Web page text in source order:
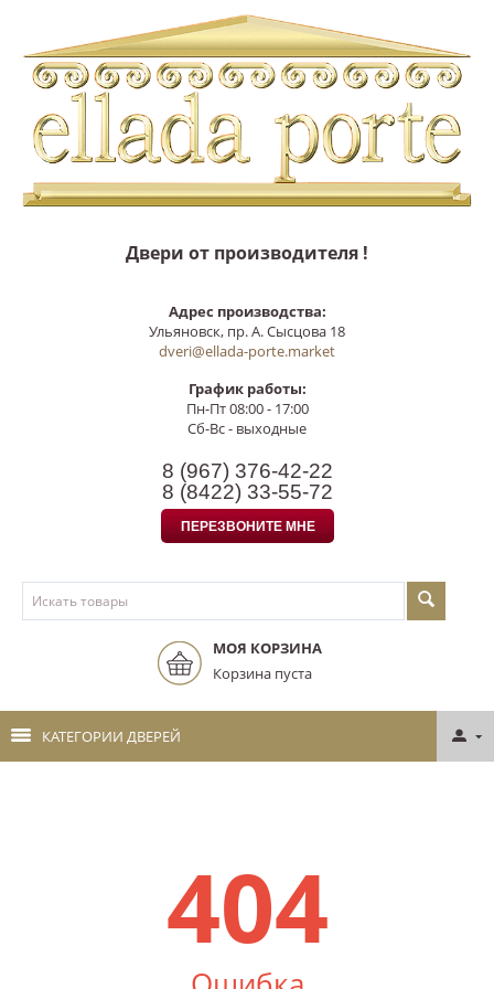
Двери от производителя !
Адрес производства:
Ульяновск, пр. А. Сысцова 18
dveri@ellada-porte.market
График работы:
Пн-Пт 08:00 - 17:00
Сб-Вс - выходные
8 (967) 376-42-22
8 (8422) 33-55-72
ПЕРЕЗВОНИТЕ МНЕ
МОЯ КОРЗИНА
Корзина пуста
КАТЕГОРИИ ДВЕРЕЙ
404